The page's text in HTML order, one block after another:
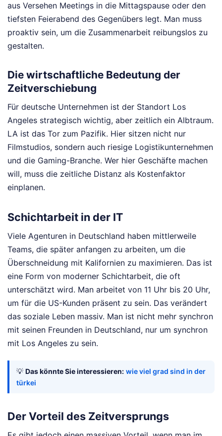
aus Versehen Meetings in die Mittagspause oder den
tiefsten Feierabend des Gegenübers legt. Man muss
proaktiv sein, um die Zusammenarbeit reibungslos zu
gestalten.
Die wirtschaftliche Bedeutung der
Zeitverschiebung
Für deutsche Unternehmen ist der Standort Los
Angeles strategisch wichtig, aber zeitlich ein Albtraum.
LA ist das Tor zum Pazifik. Hier sitzen nicht nur
Filmstudios, sondern auch riesige Logistikunternehmen
und die Gaming-Branche. Wer hier Geschäfte machen
will, muss die zeitliche Distanz als Kostenfaktor
einplanen.
Schichtarbeit in der IT
Viele Agenturen in Deutschland haben mittlerweile
Teams, die später anfangen zu arbeiten, um die
Überschneidung mit Kalifornien zu maximieren. Das ist
eine Form von moderner Schichtarbeit, die oft
unterschätzt wird. Man arbeitet von 11 Uhr bis 20 Uhr,
um für die US-Kunden präsent zu sein. Das verändert
das soziale Leben massiv. Man ist nicht mehr synchron
mit seinen Freunden in Deutschland, nur um synchron
mit Los Angeles zu sein.
💡 Das könnte Sie interessieren: wie viel grad sind in der
türkei
Der Vorteil des Zeitversprungs